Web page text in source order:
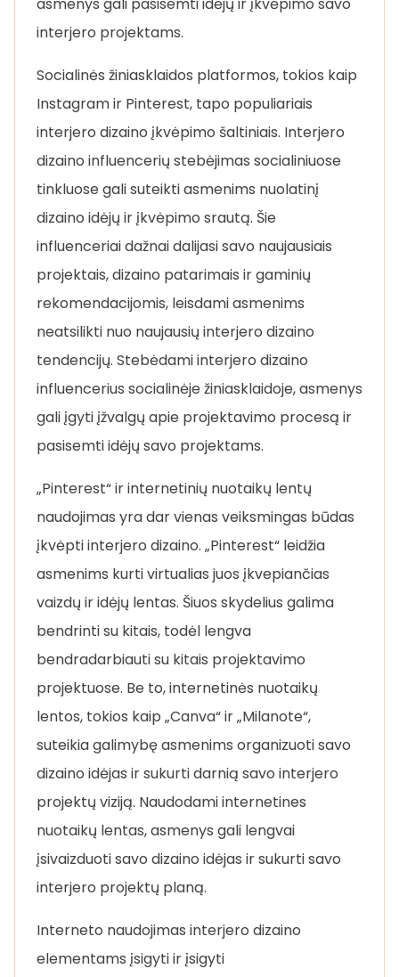
interjero projektams.
Socialinės žiniasklaidos platformos, tokios kaip
Instagram ir Pinterest, tapo populiariais
interjero dizaino įkvėpimo šaltiniais. Interjero
dizaino influencerių stebėjimas socialiniuose
tinkluose gali suteikti asmenims nuolatinį
dizaino idėjų ir įkvėpimo srautą. Šie
influenceriai dažnai dalijasi savo naujausiais
projektais, dizaino patarimais ir gaminių
rekomendacijomis, leisdami asmenims
neatsilikti nuo naujausių interjero dizaino
tendencijų. Stebėdami interjero dizaino
influencerius socialinėje žiniasklaidoje, asmenys
gali įgyti įžvalgų apie projektavimo procesą ir
pasisemti idėjų savo projektams.
„Pinterest“ ir internetinių nuotaikų lentų
naudojimas yra dar vienas veiksmingas būdas
įkvėpti interjero dizaino. „Pinterest“ leidžia
asmenims kurti virtualias juos įkvepiančias
vaizdų ir idėjų lentas. Šiuos skydelius galima
bendrinti su kitais, todėl lengva
bendradarbiauti su kitais projektavimo
projektuose. Be to, internetinės nuotaikų
lentos, tokios kaip „Canva“ ir „Milanote“,
suteikia galimybę asmenims organizuoti savo
dizaino idėjas ir sukurti darnią savo interjero
projektų viziją. Naudodami internetines
nuotaikų lentas, asmenys gali lengvai
įsivaizduoti savo dizaino idėjas ir sukurti savo
interjero projektų planą.
Interneto naudojimas interjero dizaino
elementams įsigyti ir įsigyti